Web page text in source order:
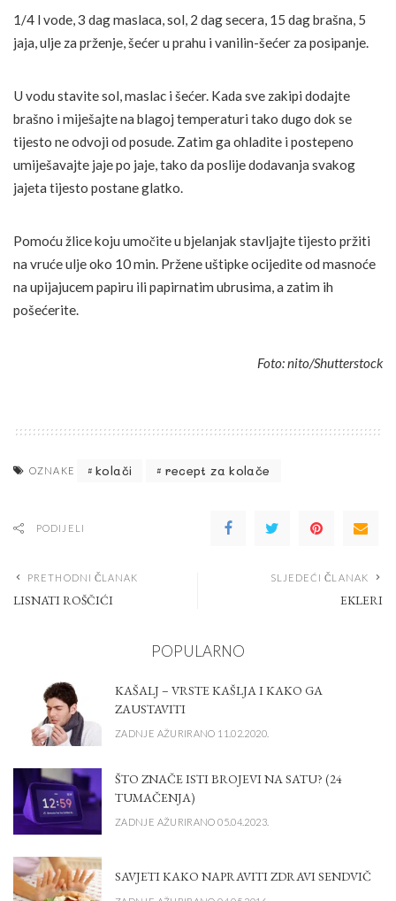
1/4 l vode, 3 dag maslaca, sol, 2 dag secera, 15 dag brašna, 5
jaja, ulje za prženje, šećer u prahu i vanilin-šećer za posipanje.
U vodu stavite sol, maslac i šećer. Kada sve zakipi dodajte
brašno i miješajte na blagoj temperaturi tako dugo dok se
tijesto ne odvoji od posude. Zatim ga ohladite i postepeno
umiješavajte jaje po jaje, tako da poslije dodavanja svakog
jajeta tijesto postane glatko.
Pomoću žlice koju umočite u bjelanjak stavljajte tijesto pržiti
na vruće ulje oko 10 min. Pržene uštipke ocijedite od masnoće
na upijajucem papiru ili papirnatim ubrusima, a zatim ih
pošećerite.
Foto: nito/Shutterstock
OZNAKE kolači recept za kolače
PODIJELI
PRETHODNI ČLANAK
LISNATI ROŠČIĆI
SLJEDEĆI ČLANAK
EKLERI
POPULARNO
KAŠALJ – VRSTE KAŠLJA I KAKO GA
ZAUSTAVITI
ZADNJE AŽURIRANO 11.02.2020.
ŠTO ZNAČE ISTI BROJEVI NA SATU? (24
TUMAČENJA)
ZADNJE AŽURIRANO 05.04.2023.
SAVJETI KAKO NAPRAVITI ZDRAVI SENDVIČ